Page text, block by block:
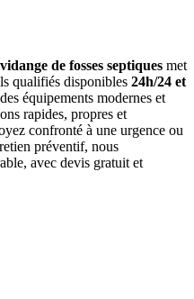
vidange de fosses septiques met
qualifiés disponibles 24h/24 et
équipements modernes et
rapides, propres et
confronté à une urgence ou
préventif, nous
avec devis gratuit et